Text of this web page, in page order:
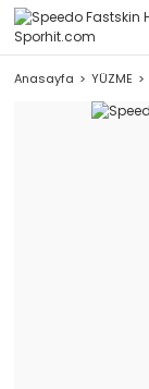
Anasayfa YÜZME